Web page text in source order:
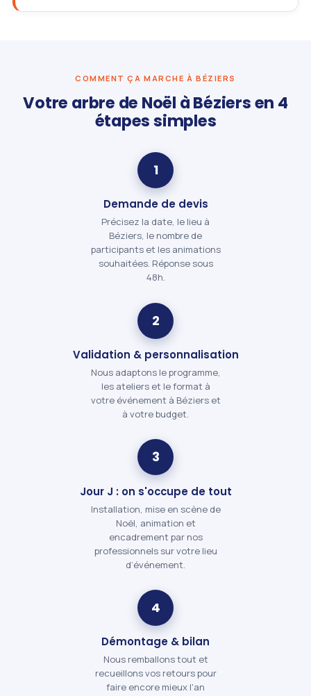
COMMENT ÇA MARCHE À BÉZIERS
Votre arbre de Noël à Béziers en 4
étapes simples
1
Demande de devis
Précisez la date, le lieu à
Béziers, le nombre de
participants et les animations
souhaitées. Réponse sous
48h.
2
Validation & personnalisation
Nous adaptons le programme,
les ateliers et le format à
votre événement à Béziers et
à votre budget.
3
Jour J : on s'occupe de tout
Installation, mise en scène de
Noël, animation et
encadrement par nos
professionnels sur votre lieu
d’événement.
4
Démontage & bilan
Nous remballons tout et
recueillons vos retours pour
faire encore mieux l'an